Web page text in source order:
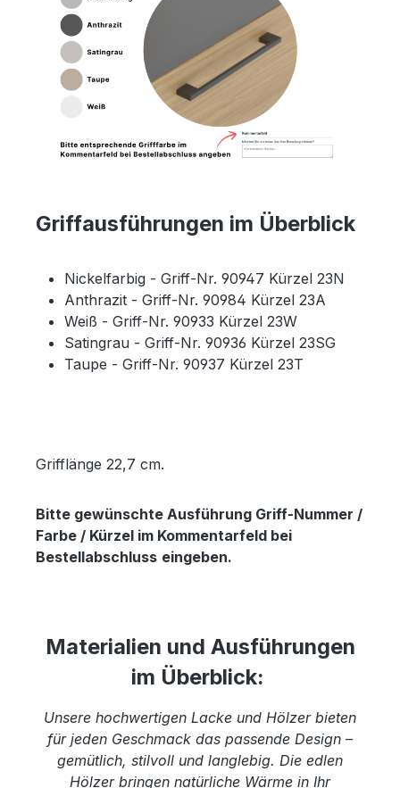
Griffausführungen im Überblick
Nickelfarbig - Griff-Nr. 90947 Kürzel 23N
Anthrazit - Griff-Nr. 90984 Kürzel 23A
Weiß - Griff-Nr. 90933 Kürzel 23W
Satingrau - Griff-Nr. 90936 Kürzel 23SG
Taupe - Griff-Nr. 90937 Kürzel 23T
Grifflänge 22,7 cm.
Bitte gewünschte Ausführung Griff-Nummer /
Farbe / Kürzel im Kommentarfeld bei
Bestellabschluss eingeben.
Materialien und Ausführungen
im Überblick:
Unsere hochwertigen Lacke und Hölzer bieten
für jeden Geschmack das passende Design –
gemütlich, stilvoll und langlebig. Die edlen
Hölzer bringen natürliche Wärme in Ihr